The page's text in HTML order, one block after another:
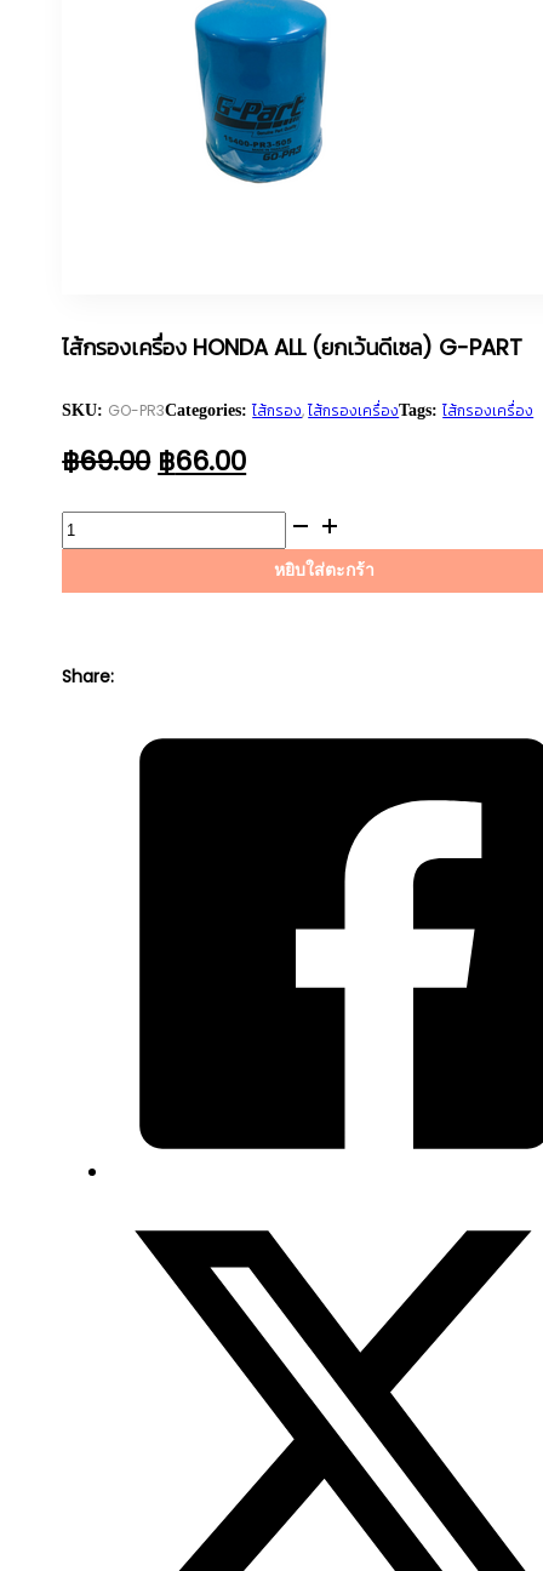
ไส้กรองเครื่อง HONDA ALL (ยกเว้นดีเซล) G-PART
SKU: GO-PR3Categories:ไส้กรอง,ไส้กรองเครื่องTags:ไส้กรองเครื่อง
฿69.00 ORIGINAL
PRICE
WAS:
฿69.00.
฿66.00CURRENT
PRICE
IS:
฿66.00.
จำนวน
ไส้
กรอง
ALL
หยิบใส่ตะกร้า
Share: